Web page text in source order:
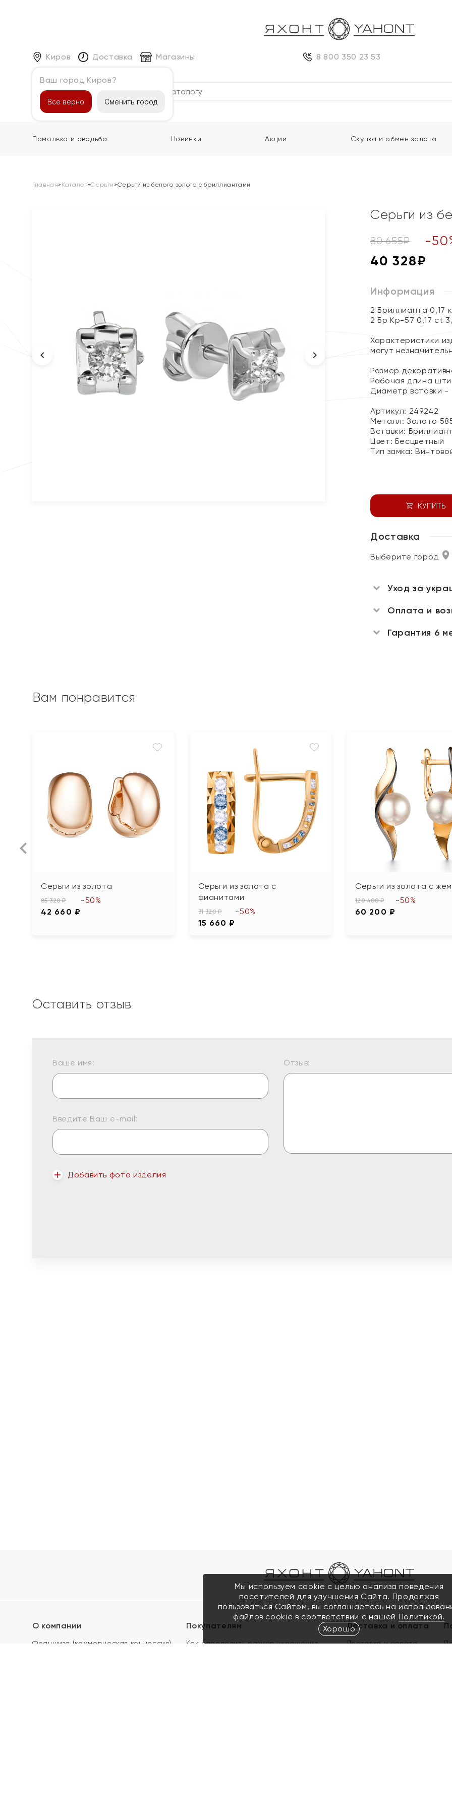
Киров
Ваш город Киров?
Все верно Сменить город
Доставка Магазины 8 800 350 23 53
Каталог
Помолвка и свадьба Новинки Акции Скупка и обмен золота
Главная» Каталог»Серьги »Серьги из белого золота с бриллиантами
Серьги из
80 655₽ -50
40 328₽
Информация
2 Бриллианта 0,17
2 Бр Кр-57 0,17 ct
Характеристики
могут
Размер
Рабочая длина
Диаметр вставки -
Артикул: 249242
Металл:Золото
Вставки: Бриллиант
Цвет: Бесцветный
Тип замка:
КУПИТЬ
Доставка
Выберите город
Уход за
Оплата и
Гарантия 6
Вам понравится
Серьги из золота
85 320 ₽
42 660 ₽
-50%
Серьги из золота с
фианитами
31 320 ₽
15 660 ₽
-50%
Серьги из золота с
120 400 ₽
60 200 ₽
-50%
Оставить отзыв
Ваше имя:
Введите Ваш e-mail:
Добавить фото изделия
Отзыв:
О компании
Франшиза (коммерческая концессия)
Покупателям
Как определить размер украшения
Доставка и оплата
Доставка и оплата
Мы используем cookie с целью анализа поведения
посетителей для улучшения Сайта. Продолжая
пользоваться Сайтом, вы соглашаетесь на
файлов cookie в соответствии с нашей Политикой.
Хорошо